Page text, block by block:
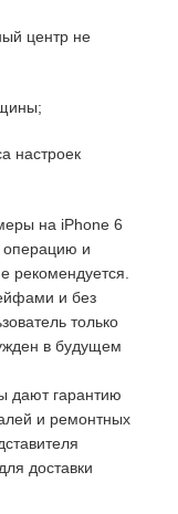
центр не
настроек
на iPhone 6
операцию и
рекомендуется.
и без
только
в будущем
дают гарантию
и ремонтных
доставки